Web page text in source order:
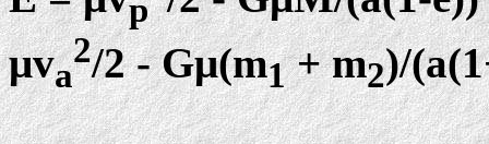
p
μva
2/2 - Gμ(m1+ m2)/